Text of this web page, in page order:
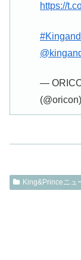
https://
—
(@oricon)
King&Princeニュ